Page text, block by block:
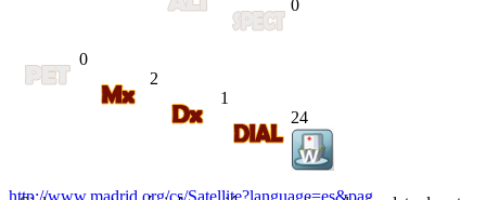
0
0
2
1
24
http://www.madrid.org/cs/Satellite?language=es&pag...